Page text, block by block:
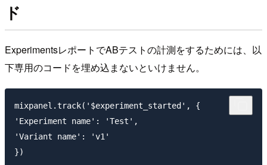
ド
ExperimentsレポートでABテストの計測をするためには、以
下専用のコードを埋め込まないといけません。
mixpanel.track('$experiment_started', {
'Experiment name': 'Test',
'Variant name': 'v1'